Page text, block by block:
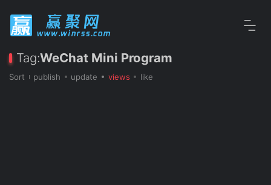
Tag:WeChat Mini Program
Sort publish update views like